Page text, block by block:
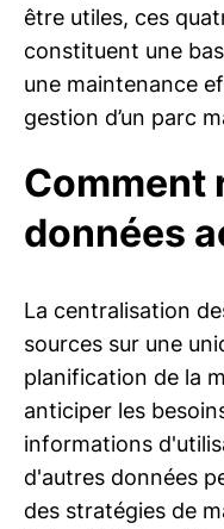
être utiles, ces
constituent une
une maintenance
gestion d’un parc
Comment
données
La centralisation
sources sur une
planification de la
anticiper les
informations
d'autres données
des stratégies de